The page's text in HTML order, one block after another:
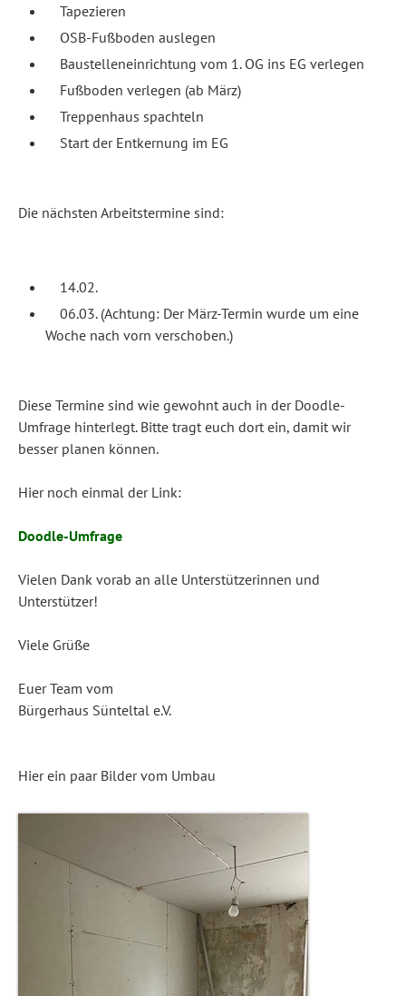
Tapezieren
OSB-Fußboden auslegen
Baustelleneinrichtung vom 1. OG ins EG verlegen
Fußboden verlegen (ab März)
Treppenhaus spachteln
Start der Entkernung im EG
Die nächsten Arbeitstermine sind:
14.02.
06.03. (Achtung: Der März-Termin wurde um eine
Woche nach vorn verschoben.)
Diese Termine sind wie gewohnt auch in der Doodle-
Umfrage hinterlegt. Bitte tragt euch dort ein, damit wir
besser planen können.
Hier noch einmal der Link:
Doodle-Umfrage
Vielen Dank vorab an alle Unterstützerinnen und
Unterstützer!
Viele Grüße
Euer Team vom
Bürgerhaus Sünteltal e.V.
Hier ein paar Bilder vom Umbau